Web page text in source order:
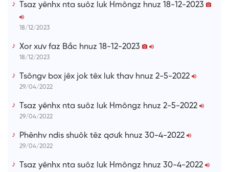
Tsaz yênhx nta suôz luk Hmôngz hnuz 18-12-2023
18/12/2023
Xor xưv faz Bắc hnuz 18-12-2023
18/12/2023
Tsôngv box jêx jok têx luk thav hnuz 2-5-2022
29/04/2022
Tsaz yênhx nta suôz luk Hmôngz hnuz 2-5-2022
29/04/2022
Phênhv ndis shuôk têz qơưk hnuz 30-4-2022
29/04/2022
Tsaz yênhx nta suôz luk Hmôngz hnuz 30-4-2022